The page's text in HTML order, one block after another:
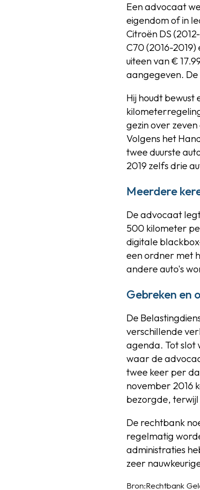
Een advocaat
eigendom of in
Citroën DS
C70 (2016-
uiteen van €
aangegeven. De
Hij houdt
gezin over
Volgens het
twee duurste
2019 zelfs drie
Meerdere
De advocaat
500 kilometer
digitale
een ordner met
andere auto's
Gebreken en
De
verschillende
agenda. Tot slot
waar de
twee keer per
november 2016
bezorgde,
De rechtbank
regelmatig
administraties
zeer
Bron:Rechtbank